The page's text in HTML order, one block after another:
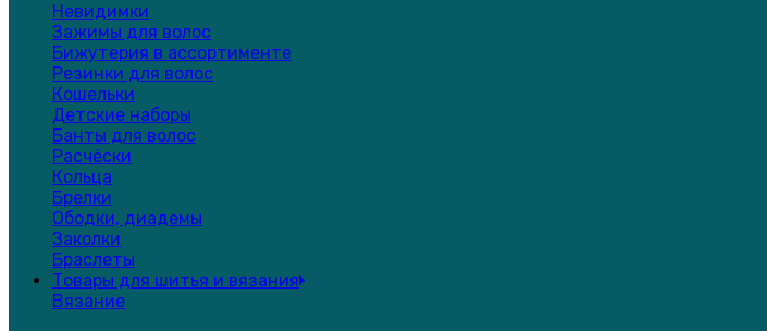
Невидимки
Зажимы для волос
Бижутерия в ассортименте
Резинки для волос
Кошельки
Детские наборы
Банты для волос
Расчёски
Кольца
Брелки
Ободки, диадемы
Заколки
Браслеты
Товары для шитья и вязания
Вязание